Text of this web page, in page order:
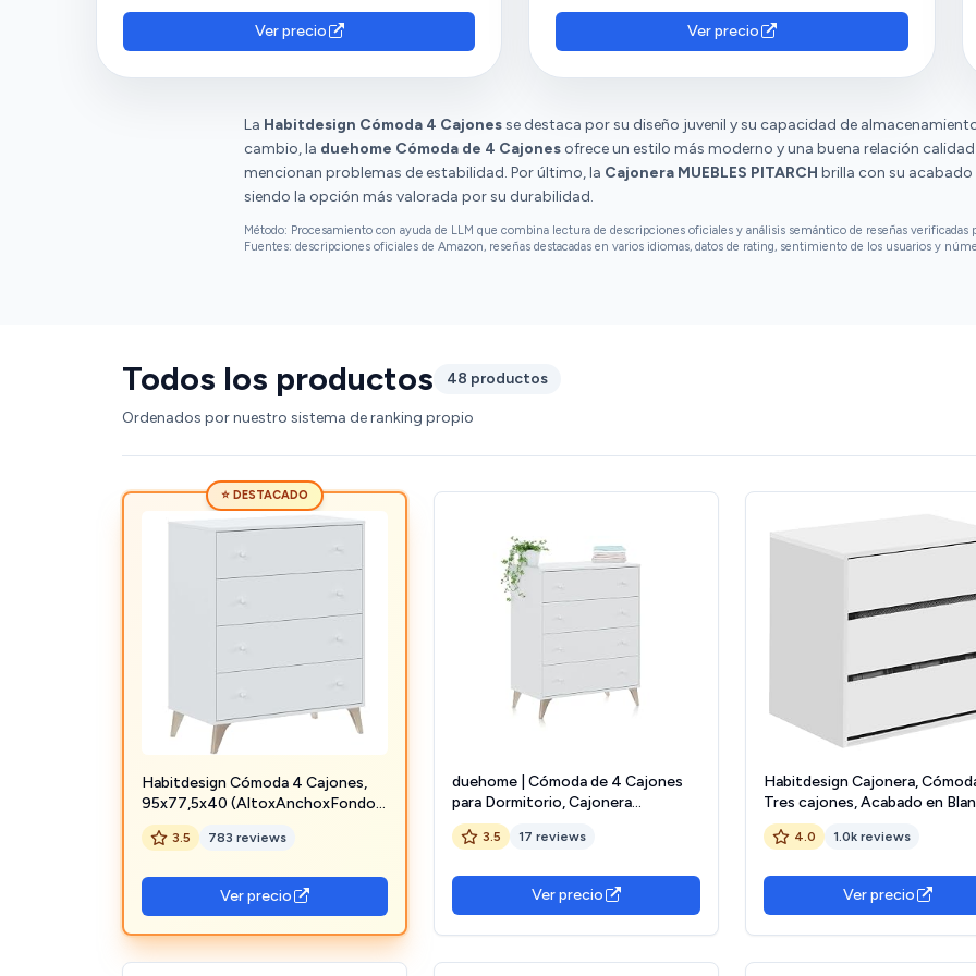
montarla. Además, expresan su insatisfacción
con el material, el cierre y la relación calidad-
precio.
Ver precio Ver precio
La Habitdesign Cómoda 4 Cajonesse destaca por su diseño juvenil y su capacidad de
cambio, la duehome Cómoda de 4 Cajones ofrece un estilo más moderno y una buena relación
mencionan problemas de estabilidad. Por último, la Cajonera MUEBLES PITARCH brilla con su acabado
siendo la opción más valorada por su durabilidad.
Método: Procesamiento con ayuda de LLM que combina lectura de descripciones oficiales y análisis semántico de reseñas verificadas
Fuentes: descripciones oficiales de Amazon, reseñas destacadas en varios idiomas, datos de rating, sentimiento de los usuarios y
Todos los productos 48 productos
Ordenados por nuestro sistema de ranking propio
⭐ DESTACADO
Habitdesign Cómoda 4 Cajones,
95x77,5x40 (AltoxAnchoxFondo-
en cm), Color Blanco Artik,
Cómoda para Dormitorio, Modelo
3.5 783 reviews
Ver precio
duehome | Cómoda de 4 Cajones
para Dormitorio, Cajonera
Dormitorio, Modelo Iconic,
Acabado en Blanco Artik, Medidas:
cm (Fondo)
3.5 17 reviews
Ver precio
Habitdesign Cajonera,
Tres cajones, Acabado en
Mate, Dimensiones: 60 cm
x 57 cm (Alto) x 44 cm (Fondo)
4.0 1.0k reviews
Ver precio